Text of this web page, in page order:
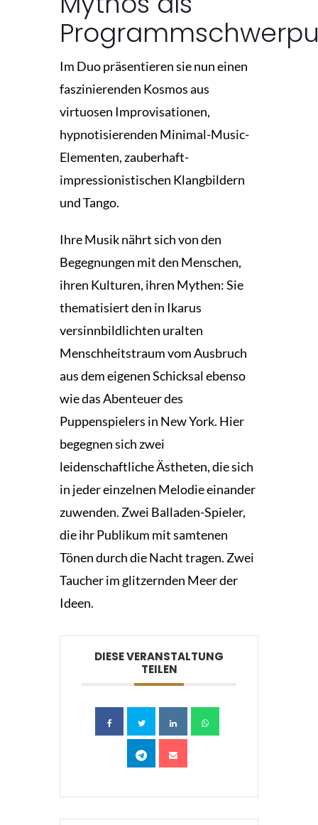
Im Duo präsentieren sie nun einen
faszinierenden Kosmos aus
virtuosen Improvisationen,
hypnotisierenden Minimal-Music-
Elementen, zauberhaft-
impressionistischen Klangbildern
und Tango.
Ihre Musik nährt sich von den
Begegnungen mit den Menschen,
ihren Kulturen, ihren Mythen: Sie
thematisiert den in Ikarus
versinnbildlichten uralten
Menschheitstraum vom Ausbruch
aus dem eigenen Schicksal ebenso
wie das Abenteuer des
Puppenspielers in New York. Hier
begegnen sich zwei
leidenschaftliche Ästheten, die sich
in jeder einzelnen Melodie einander
zuwenden. Zwei Balladen-Spieler,
die ihr Publikum mit samtenen
Tönen durch die Nacht tragen. Zwei
Taucher im glitzernden Meer der
Ideen.
DIESE VERANSTALTUNG
TEILEN